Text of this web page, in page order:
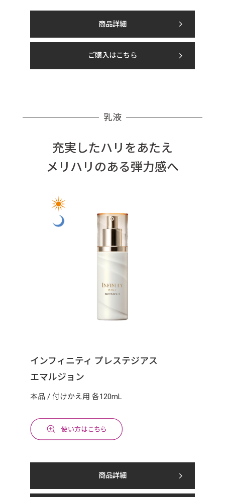
商品詳細
ご購入はこちら
乳液
充実したハリをあたえ
メリハリのある弾力感へ
インフィニティ プレステジアス
エマルジョン
本品 / 付けかえ用 各120mL
商品詳細